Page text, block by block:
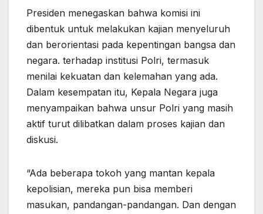
Presiden menegaskan bahwa komisi ini
dibentuk untuk melakukan kajian menyeluruh
dan berorientasi pada kepentingan bangsa dan
negara. terhadap institusi Polri, termasuk
menilai kekuatan dan kelemahan yang ada.
Dalam kesempatan itu, Kepala Negara juga
menyampaikan bahwa unsur Polri yang masih
aktif turut dilibatkan dalam proses kajian dan
diskusi.
“Ada beberapa tokoh yang mantan kepala
kepolisian, mereka pun bisa memberi
masukan, pandangan-pandangan. Dan dengan